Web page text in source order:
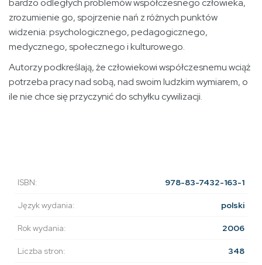
bardzo odległych problemów współczesnego człowieka,
zrozumienie go, spojrzenie nań z różnych punktów
widzenia: psychologicznego, pedagogicznego,
medycznego, społecznego i kulturowego.
Autorzy podkreślają, że człowiekowi współczesnemu wciąż
potrzeba pracy nad sobą, nad swoim ludzkim wymiarem, o
ile nie chce się przyczynić do schyłku cywilizacji.
ISBN: 978-83-7432-163-1
Język wydania: polski
Rok wydania: 2006
Liczba stron: 348